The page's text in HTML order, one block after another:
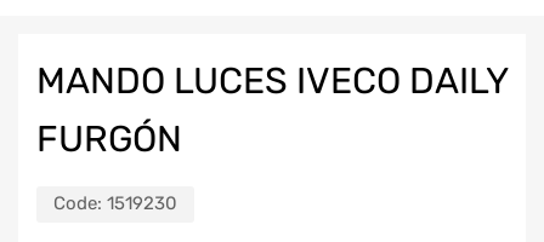
MANDO LUCES IVECO DAILY
FURGÓN
Code: 1519230